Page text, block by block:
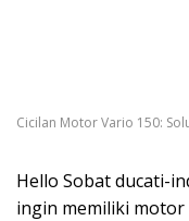
Cicilan Motor Vario 150:
Hello Sobat ducati-
ingin memiliki